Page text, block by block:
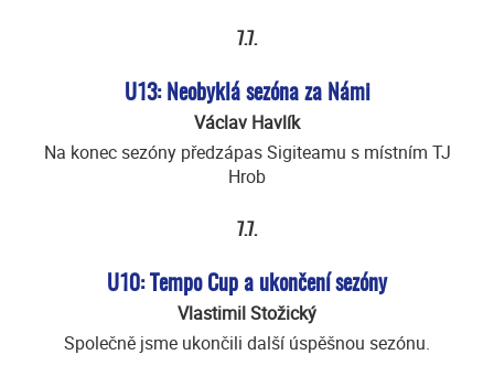
7.7.
U13: Neobyklá sezóna za Námi
Václav Havlík
Na konec sezóny předzápas Sigiteamu s místním TJ
Hrob
7.7.
U10: Tempo Cup a ukončení sezóny
Vlastimil Stožický
Společně jsme ukončili další úspěšnou sezónu.